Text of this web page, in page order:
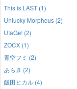
This is LAST (1)
Unlucky Morpheus (2)
UtaGe! (2)
ZOCX (1)
青空フミ (2)
あらき (2)
飯田ヒカル (4)